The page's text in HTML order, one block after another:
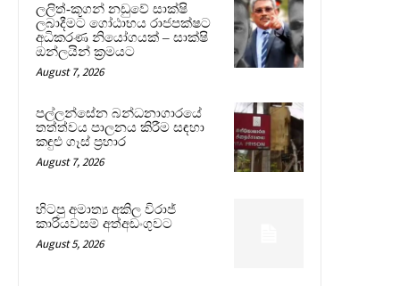
ලලිත්-කූගන් නඩුවේ සාක්ෂි
ලබාදීමට ගෝඨාභය රාජපක්ෂට
අධිකරණ නියෝගයක් – සාක්ෂි
ඔන්ලයින් ක්‍රමයට
August 7, 2026
පල්ලන්සේන බන්ධනාගාරයේ
තත්ත්වය පාලනය කිරීම සඳහා
කඳුළු ගෑස් ප්‍රහාර
August 7, 2026
හිටපු අමාත්‍ය අකිල විරාජ්
කාරියවසම් අත්අඩංගුවට
August 5, 2026